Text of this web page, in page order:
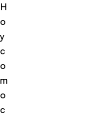
H
o
y
c
o
m
o
c